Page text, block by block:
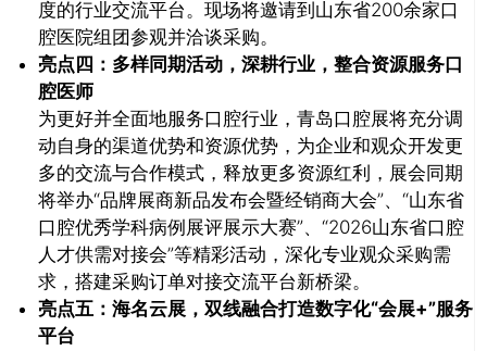
度的行业交流平台。现场将邀请到山东省200余家口
腔医院组团参观并洽谈采购。
亮点四：多样同期活动，深耕行业，整合资源服务口
腔医师
为更好并全面地服务口腔行业，青岛口腔展将充分调
动自身的渠道优势和资源优势，为企业和观众开发更
多的交流与合作模式，释放更多资源红利，展会同期
将举办“品牌展商新品发布会暨经销商大会”、“山东省
口腔优秀学科病例展评展示大赛”、“2026山东省口腔
人才供需对接会”等精彩活动，深化专业观众采购需
求，搭建采购订单对接交流平台新桥梁。
亮点五：海名云展，双线融合打造数字化“会展+”服务
平台